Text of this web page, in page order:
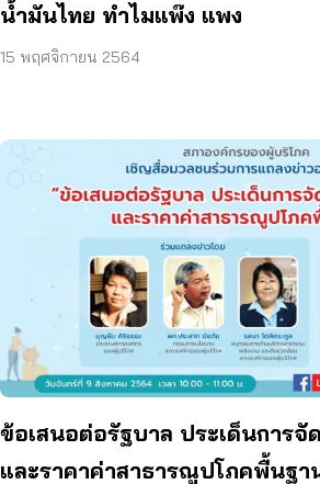
น้ำมันไทย ทำไมแพ๊ง แพง
15 พฤศจิกายน 2564
ข้อเสนอต่อรัฐบาล ประเด็นการจั
และราคาค่าสาธารณูปโภคพื้นฐา